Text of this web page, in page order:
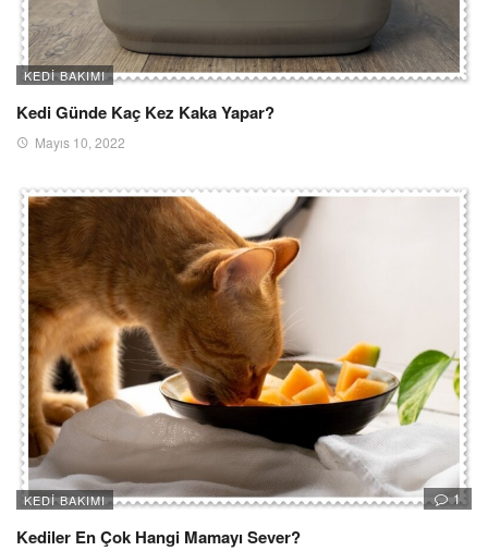
KEDI BAKIMI
Kedi Günde Kaç Kez Kaka Yapar?
Mayıs 10, 2022
KEDI BAKIMI 1
Kediler En Çok Hangi Mamayı Sever?